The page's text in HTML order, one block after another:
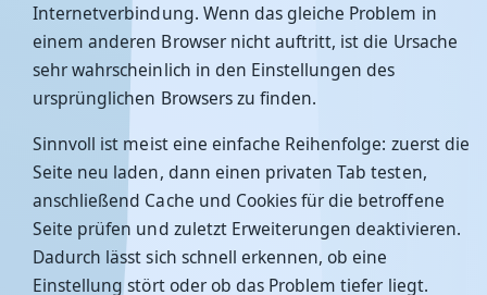
Internetverbindung. Wenn das gleiche Problem in
einem anderen Browser nicht auftritt, ist die Ursache
sehr wahrscheinlich in den Einstellungen des
ursprünglichen Browsers zu finden.
Sinnvoll ist meist eine einfache Reihenfolge: zuerst die
Seite neu laden, dann einen privaten Tab testen,
anschließend Cache und Cookies für die betroffene
Seite prüfen und zuletzt Erweiterungen deaktivieren.
Dadurch lässt sich schnell erkennen, ob eine
Einstellung stört oder ob das Problem tiefer liegt.